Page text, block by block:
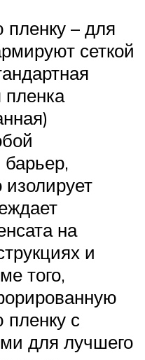
пленку – для
сеткой
пленка
изолирует
на
и
того,
пленку с
для лучшего